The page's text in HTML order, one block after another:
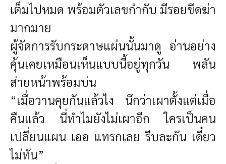
เต็มไปหมด พร้อมตัวเลขกำกับ มีรอยขีดฆ่า
มากมาย
ผู้จัดการรับกระดาษแผ่นนั้นมาดู อ่านอย่าง
คุ้นเคยเหมือนเห็นแบบนี้อยู่ทุกวัน พลัน
ส่ายหน้าพร้อมบ่น
“เมื่อวานคุยกันแล้วไง นึกว่าเผาตั้งแต่เมื่อ
คืนแล้ว นี่ทำไมยังไม่เผาอีก ใครเป็นคน
เปลี่ยนแผน เออ แทรกเลย รีบละกัน เดี๋ยว
ไม่ทัน”